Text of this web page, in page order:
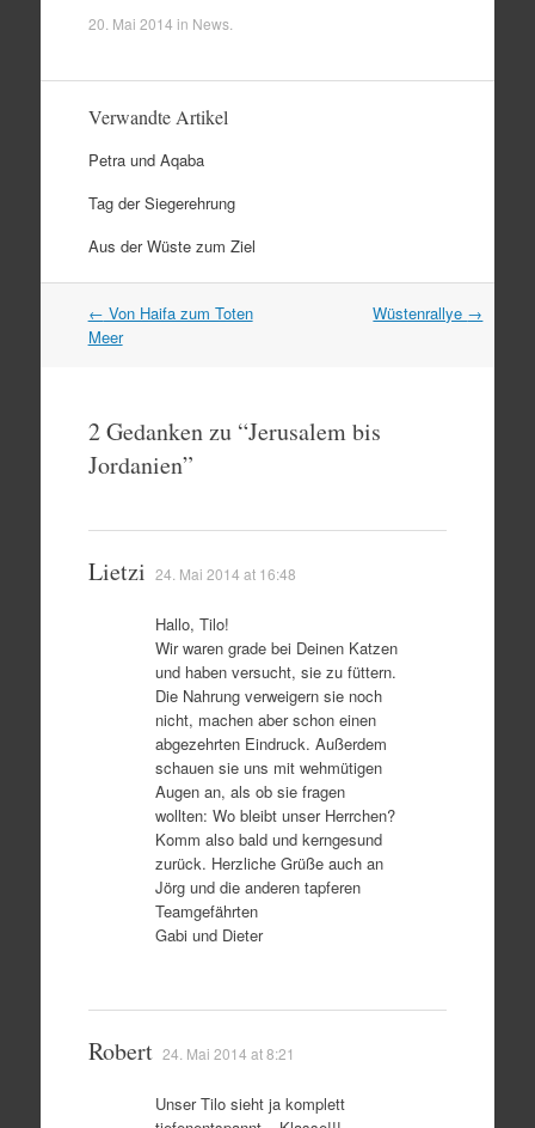
20. Mai 2014 in News.
Verwandte Artikel
Petra und Aqaba
Tag der Siegerehrung
Aus der Wüste zum Ziel
Artikel
Navigation
← Von Haifa zum Toten
Meer
Wüstenrallye →
2 Gedanken zu “Jerusalem bis
Jordanien”
Lietzi 24. Mai 2014 at 16:48
Hallo, Tilo!
Wir waren grade bei Deinen Katzen
und haben versucht, sie zu füttern.
Die Nahrung verweigern sie noch
nicht, machen aber schon einen
abgezehrten Eindruck. Außerdem
schauen sie uns mit wehmütigen
Augen an, als ob sie fragen
wollten: Wo bleibt unser Herrchen?
Komm also bald und kerngesund
zurück. Herzliche Grüße auch an
Jörg und die anderen tapferen
Teamgefährten
Gabi und Dieter
Robert 24. Mai 2014 at 8:21
Unser Tilo sieht ja komplett